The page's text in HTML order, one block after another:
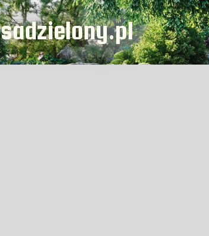
sadzielony.pl